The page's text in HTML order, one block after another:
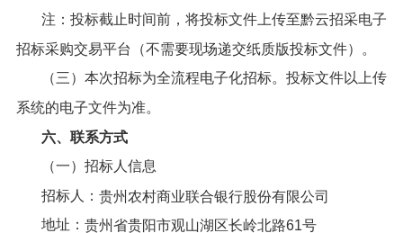
注：投标截止时间前，将投标文件上传至黔云招采电子
招标采购交易平台（不需要现场递交纸质版投标文件）。
（三）本次招标为全流程电子化招标。投标文件以上传
系统的电子文件为准。
六、 联系方式
（一）招标人信息
招标人： 贵州农村商业联合银行股份有限公司
地址： 贵州省贵阳市观山湖区长岭北路61号